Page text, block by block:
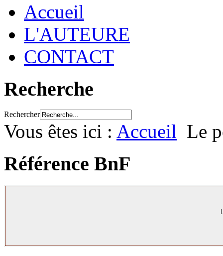
Accueil
L'AUTEURE
CONTACT
Recherche
Rechercher
Vous êtes ici : Accueil Le
Référence BnF